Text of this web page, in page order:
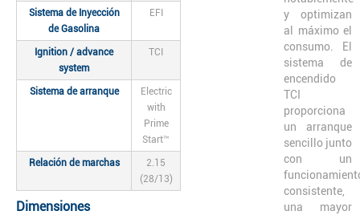
Sistema de Inyección
de Gasolina
EFI
Ignition / advance
system
TCI
Sistema de arranque
Electric
with
Prime
Start™
Relación de marchas
2.15
(28/13)
Dimensiones
y optimizan
al máximo el
consumo. El
sistema de
encendido
TCI
proporciona
un arranque
sencillo junto
con un
consistente,
una mayor